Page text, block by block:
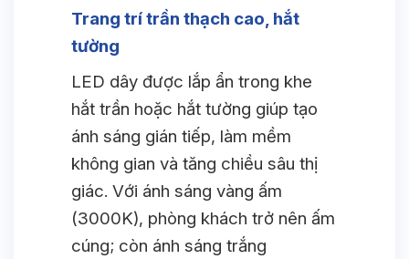
Trang trí trần thạch cao, hắt
tường
LED dây được lắp ẩn trong khe
hắt trần hoặc hắt tường giúp tạo
ánh sáng gián tiếp, làm mềm
không gian và tăng chiều sâu thị
giác. Với ánh sáng vàng ấm
(3000K), phòng khách trở nên ấm
cúng; còn ánh sáng trắng